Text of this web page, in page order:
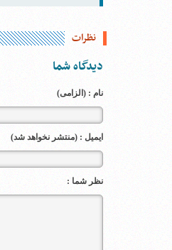
نظرات
دیدگاه شما
نام : (الزامی)
ایمیل : (منتشر نخواهد شد)
نظر شما :